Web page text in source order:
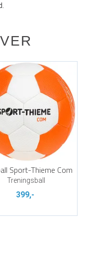
Sport-Thieme Com
Treningsball
399,-